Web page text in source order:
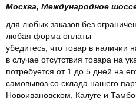
Москва, Международное
для любых заказов без
любая форма оплаты
убедитесь, что товар в наличии
в случае отсутствия товара на
потребуется от 1 до 5 дней на
самовывоз со склада нашего
Новоивановском, Калуге и